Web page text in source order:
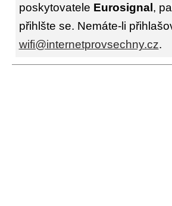
poskytovatele Eurosignal ,
přihlšte se. Nemáte-li
wifi@internetprovsechny.cz.